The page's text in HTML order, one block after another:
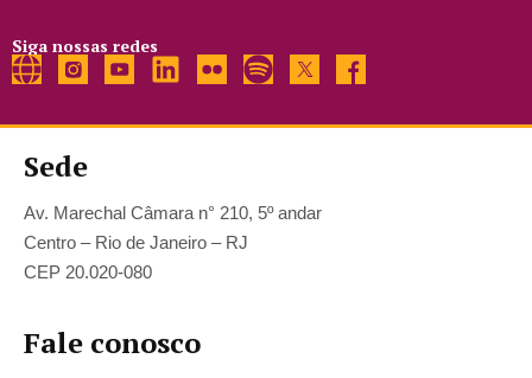
Siga nossas redes
Sede
Av. Marechal Câmara n° 210, 5º andar
Centro – Rio de Janeiro – RJ
CEP 20.020-080
Fale conosco